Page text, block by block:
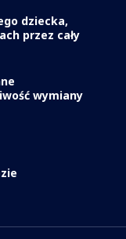
dziecka,
przez cały
wymiany